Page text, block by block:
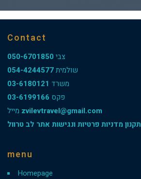
Contact
צבי 050-6701850
שולמית054-4244577
משרד 03-6180121
פקס 03-6199166
zvilevtravel@gmail.com
תקנון מדניות פרטיות ונגישות אתר לב טרוול
menu
Homepage